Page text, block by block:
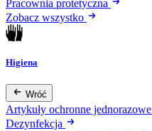
Pracownia protetyczna
Zobacz wszystko
Higiena
Wróć
Artykuły ochronne jednorazowe
Dezynfekcja